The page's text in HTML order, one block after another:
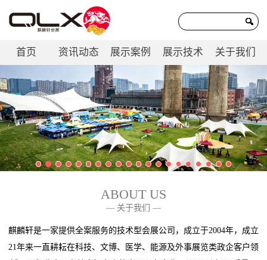
首页 资讯动态 展示案例 展示技术 关于我们
联系我们
ABOUT US
— 关于我们 —
麒麟轩是一家提供全案服务的技术型会展公司，成立于2004年，成立
21年来一直耕耘在科技、文博、医学、能源及外事展览类政企客户领